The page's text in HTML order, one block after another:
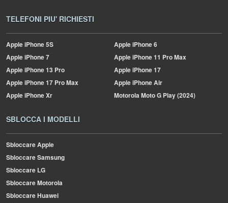
TELEFONI PIU' RICHIESTI
AppleiPhone 5S AppleiPhone 6
AppleiPhone 7 AppleiPhone 11 Pro Max
AppleiPhone 13 Pro AppleiPhone 17
AppleiPhone 17 Pro Max AppleiPhone Air
AppleiPhone Xr MotorolaMoto G Play (2024)
SBLOCCA I MODELLI
Sbloccare Apple
Sbloccare Samsung
Sbloccare LG
Sbloccare Motorola
Sbloccare Huawei